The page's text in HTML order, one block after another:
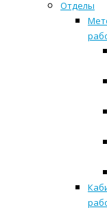
Отделы